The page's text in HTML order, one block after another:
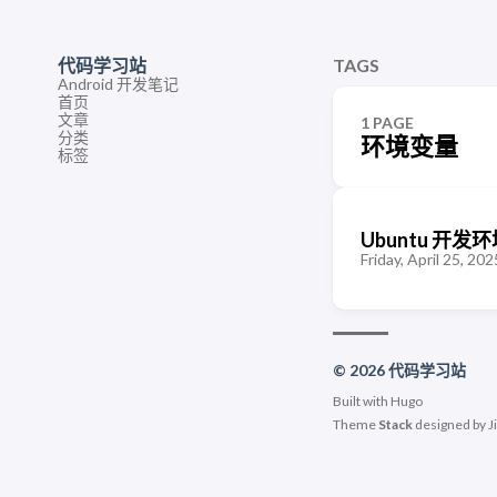
代码学习站
Android 开发笔记
首页
文章
分类
标签
TAGS
1 PAGE
环境变量
Ubuntu 开发环
Friday, April 25,
© 2026 代码学习站
Built with Hugo
Theme Stack designed by